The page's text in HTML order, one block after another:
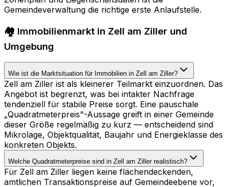
Gemeindeverwaltung die richtige erste Anlaufstelle.
🏘️ Immobilienmarkt in Zell am Ziller und
Umgebung
Wie ist die Marktsituation für Immobilien in Zell am Ziller?
Zell am Ziller ist als kleinerer Teilmarkt einzuordnen. Das
Angebot ist begrenzt, was bei intakter Nachfrage
tendenziell für stabile Preise sorgt. Eine pauschale
„Quadratmeterpreis"-Aussage greift in einer Gemeinde
dieser Größe regelmäßig zu kurz — entscheidend sind
Mikrolage, Objektqualität, Baujahr und Energieklasse des
konkreten Objekts.
Welche Quadratmeterpreise sind in Zell am Ziller realistisch?
Für Zell am Ziller liegen keine flächendeckenden,
amtlichen Transaktionspreise auf Gemeindeebene vor,